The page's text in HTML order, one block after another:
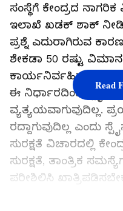
ಸಂಸ್ಥೆಗೆ ಕೇಂದ್ರದ
ಇಲಾಖೆ ಖಡಕ್ ಶಾಕ್
ಪ್ರಶ್ನೆ ಎದುರಾಗಿರುವ
ಶೇಕಡಾ 50 ರಷ್ಟು
ಕಾರ್ಯನಿರ್ವಹಿಸಬೇಕು
ಈ ನಿರ್ಧಾರದಿಂದ
ವ್ಯತ್ಯಯವಾಗುವುದಿಲ್ಲ.
ರದ್ದಾಗುವುದಿಲ್ಲ ಎಂದು
ಸುರಕ್ಷತೆ ವಿಚಾರದಲ್ಲಿ
ಸುರಕ್ಷತೆ, ತಾಂತ್ರಿಕ
ಪರೀಶಿಲಿಸಿ
Read